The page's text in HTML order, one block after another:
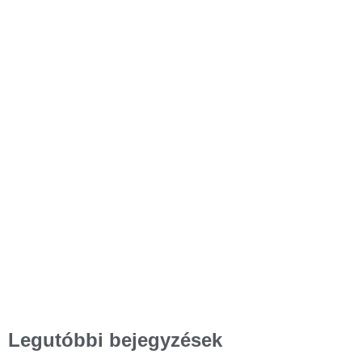
Legutóbbi bejegyzések